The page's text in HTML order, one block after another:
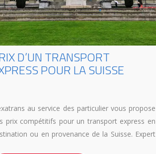
D’UN TRANSPORT
POUR LA SUISSE
au service des particulier vous propose
prix compétitifs pour un transport express en
ou en provenance de la Suisse. Expert